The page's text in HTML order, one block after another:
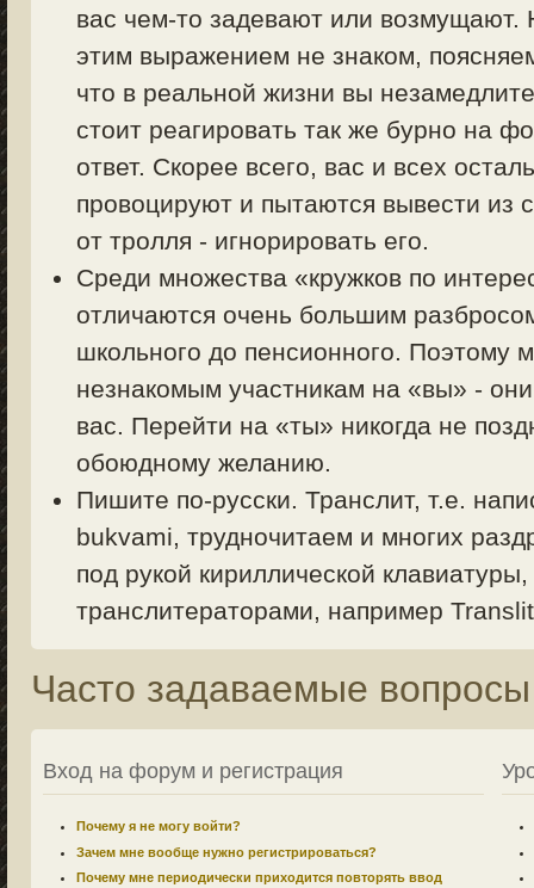
вас чем-то задевают или возмущают.
этим выражением не знаком,
что в реальной жизни вы
стоит реагировать так же бурно на
ответ. Скорее всего, вас и всех
провоцируют и пытаются вывести из
от тролля - игнорировать его.
Среди множества «кружков по
отличаются очень большим
школьного до пенсионного. Поэтому
незнакомым участникам на «вы» -
вас. Перейти на «ты» никогда не
обоюдному желанию.
Пишите по-русски. Транслит, т.е.
bukvami, трудночитаем и многих
под рукой кириллической
транслитераторами, например
Часто задаваемые вопросы
Вход на форум и регистрация
Почему я не могу войти?
Зачем мне вообще нужно регистрироваться?
Почему мне периодически приходится повторять ввод